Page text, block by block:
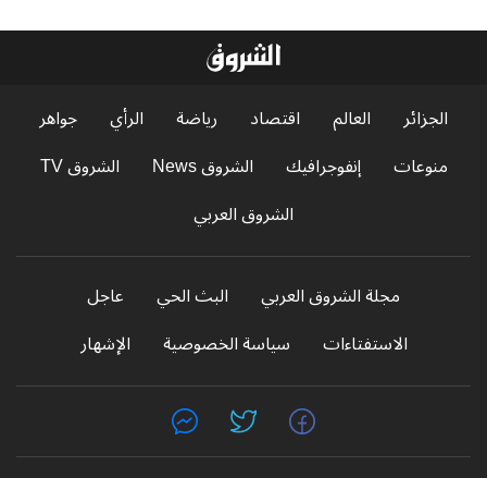
الجزائر العالم اقتصاد رياضة الرأي
جواهر
منوعات
إنفوجرافيك الشروق News
الشروق TV
الشروق العربي
مجلة الشروق العربي البث الحي
عاجل
الاستفتاءات
سياسة الخصوصية الإشهار